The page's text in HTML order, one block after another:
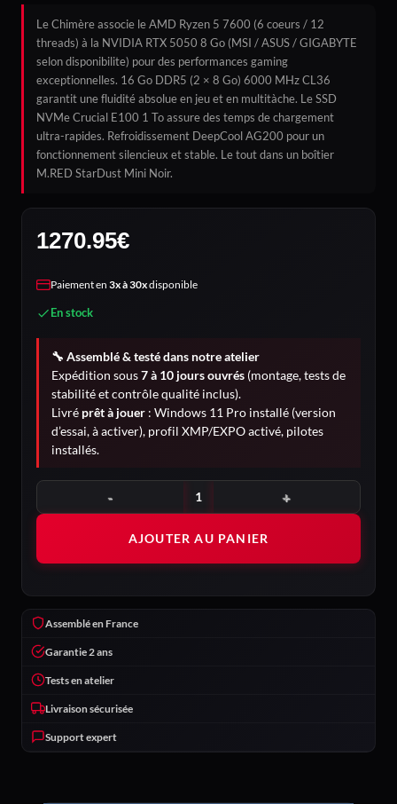
Le Chimère associe le AMD Ryzen 5 7600 (6 coeurs / 12
threads) à la NVIDIA RTX 5050 8 Go (MSI / ASUS / GIGABYTE
selon disponibilite) pour des performances gaming
exceptionnelles. 16 Go DDR5 (2 × 8 Go) 6000 MHz CL36
garantit une fluidité absolue en jeu et en multitàche. Le SSD
NVMe Crucial E100 1 To assure des temps de chargement
ultra-rapides. Refroidissement DeepCool AG200 pour un
fonctionnement silencieux et stable. Le tout dans un boîtier
M.RED StarDust Mini Noir.
1270.95€
Paiement en 3x à 30xdisponible
En stock
🔧 Assemblé & testé dans notre atelier
Expédition sous7 à 10 jours ouvrés (montage, tests de
stabilité et contrôle qualité inclus).
Livré prêt à jouer : Windows 11 Pro installé (version
d’essai, à activer), profil XMP/EXPO activé, pilotes
installés.
quantité de Chimère
AJOUTER AU PANIER
Assemblé en France
Garantie 2 ans
Tests en atelier
Livraison sécurisée
Support expert